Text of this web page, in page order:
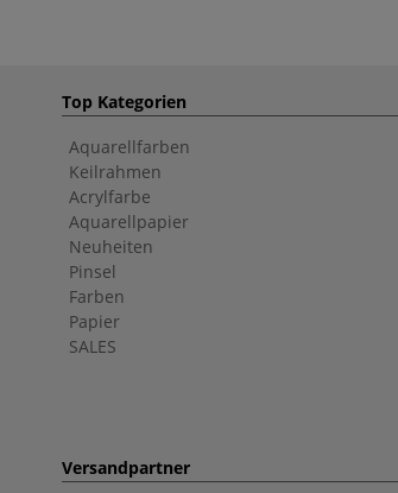
Top Kategorien
Aquarellfarben
Keilrahmen
Acrylfarbe
Aquarellpapier
Neuheiten
Pinsel
Farben
Papier
SALES
Versandpartner